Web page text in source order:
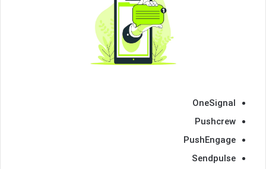
OneSignal
Pushcrew
PushEngage
Sendpulse